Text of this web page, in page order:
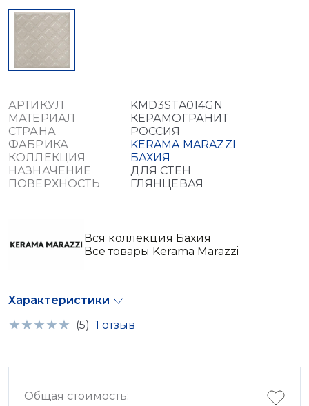
АРТИКУЛ
KMD3STA014GN
МАТЕРИАЛ
КЕРАМОГРАНИТ
СТРАНА
РОССИЯ
ФАБРИКА
KERAMA MARAZZI
КОЛЛЕКЦИЯ
БАХИЯ
НАЗНАЧЕНИЕ
ДЛЯ СТЕН
ПОВЕРХНОСТЬ
ГЛЯНЦЕВАЯ
Вся коллекция Бахия
Все товары Kerama Marazzi
Характеристики
(5) 1 отзыв
Общая стоимость: